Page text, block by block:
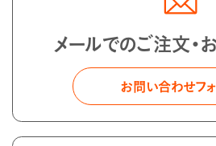
メールでのご注文・
お問い合わせフ